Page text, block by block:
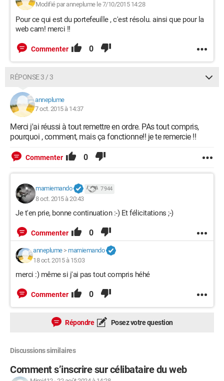
Modifié par anneplume le 7/10/2015 14:28
Pour ce qui est du portefeuille , c'est résolu. ainsi que pour la
web cam! merci !!
Commenter 0
RÉPONSE 3 / 3
anneplume
7 oct. 2015 à 14:37
Merci j'ai réussi à tout remettre en ordre. PAs tout compris,
pourquoi , comment, mais ça fonctionne!! je te remercie !!
Commenter 0
mamiemando 7 944
8 oct. 2015 à 20:43
Je t'en prie, bonne continuation :-) Et félicitations ;-)
Commenter 0
anneplume> mamiemando
18 oct. 2015 à 15:03
merci :) même si j'ai pas tout compris héhé
Commenter 0
Répondre Posez votre question
Discussions similaires
Comment s’inscrire sur célibataire du web